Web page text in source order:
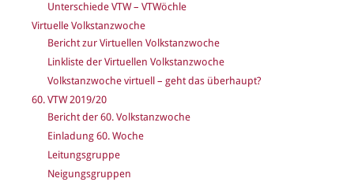
Unterschiede VTW – VTWöchle
Virtuelle Volkstanzwoche
Bericht zur Virtuellen Volkstanzwoche
Linkliste der Virtuellen Volkstanzwoche
Volkstanzwoche virtuell – geht das überhaupt?
60. VTW 2019/20
Bericht der 60. Volkstanzwoche
Einladung 60. Woche
Leitungsgruppe
Neigungsgruppen